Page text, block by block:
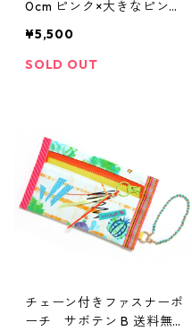
0cm ピンク×大きなピンク
可） ファーストシュー
ズ 出産祝い
¥5,500
SOLD OUT
チェーン付きファスナーポ
ーチ サボテン B 送料無